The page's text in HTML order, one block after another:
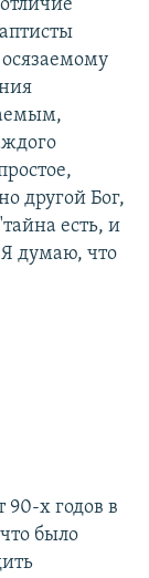
другой Бог,
есть, и
думаю, что
х годов в
было